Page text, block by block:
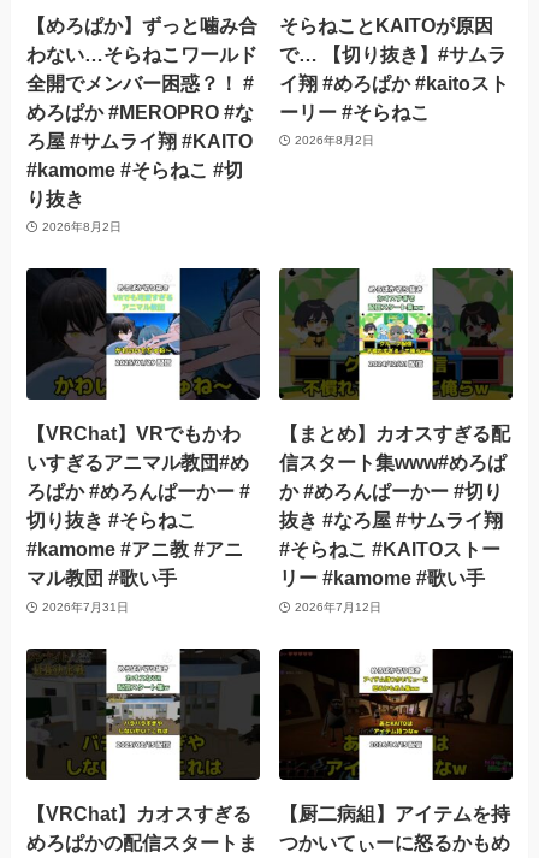
【めろぱか】ずっと噛み合
わない…そらねこワールド
全開でメンバー困惑？！ #
めろぱか #MEROPRO #な
ろ屋 #サムライ翔 #KAITO
#kamome #そらねこ #切
り抜き
2026年8月2日
そらねことKAITOが原因
で… 【切り抜き】#サムラ
イ翔 #めろぱか #kaitoスト
ーリー #そらねこ
2026年8月2日
【VRChat】VRでもかわ
いすぎるアニマル教団#め
ろぱか #めろんぱーかー #
切り抜き #そらねこ
#kamome #アニ教 #アニ
マル教団 #歌い手
2026年7月31日
【まとめ】カオスすぎる配
信スタート集www#めろぱ
か #めろんぱーかー #切り
抜き #なろ屋 #サムライ翔
#そらねこ #KAITOストー
リー #kamome #歌い手
2026年7月12日
【VRChat】カオスすぎる
めろぱかの配信スタートま
【厨二病組】アイテムを持
つかいてぃーに怒るかもめ